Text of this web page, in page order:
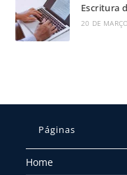
Escritura
20 DE
Páginas
Home